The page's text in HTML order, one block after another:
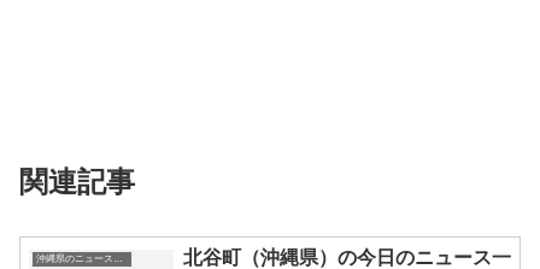
関連記事
沖縄県のニュース一覧
北谷町（沖縄県）の今日のニュース一